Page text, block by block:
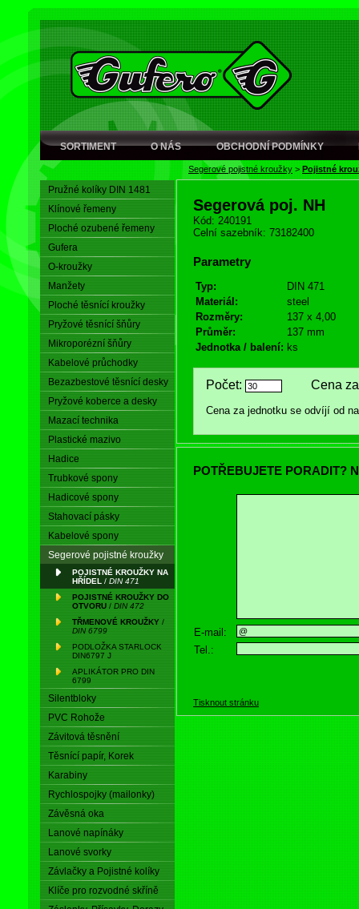
SORTIMENT O NÁS OBCHODNÍ PODMÍNKY
Segerové pojistné kroužky > Pojistné
Pružné kolíky DIN 1481
Klínové řemeny
Ploché ozubené řemeny
Gufera
O-kroužky
Manžety
Ploché těsnící kroužky
Pryžové těsnící šňůry
Mikroporézní šňůry
Kabelové průchodky
Bezazbestové těsnící desky
Pryžové koberce a desky
Mazací technika
Plastické mazivo
Hadice
Trubkové spony
Hadicové spony
Stahovací pásky
Kabelové spony
Segerové pojistné kroužky
POJISTNÉ KROUŽKY NA
HŘÍDEL / DIN 471
POJISTNÉ KROUŽKY DO
OTVORU / DIN 472
TŘMENOVÉ KROUŽKY /
DIN 6799
PODLOŽKA STARLOCK
DIN6797 J
APLIKÁTOR PRO DIN
6799
Silentbloky
PVC Rohože
Závitová těsnění
Těsnící papír, Korek
Karabiny
Rychlospojky (mailonky)
Závěsná oka
Lanové napínáky
Lanové svorky
Závlačky a Pojistné kolíky
Klíče pro rozvodné skříně
Segerová poj. NH
Kód: 240191
Celní sazebník: 73182400
Parametry
Typ:
DIN 471
Materiál:
steel
Rozměry:
137 x 4,00
Průměr:
137 mm
Jednotka / balení: ks
Počet: Cena za
Cena za jednotku se odvíjí od
POTŘEBUJETE PORADIT?
E-mail:
Tel.:
Tisknout stránku